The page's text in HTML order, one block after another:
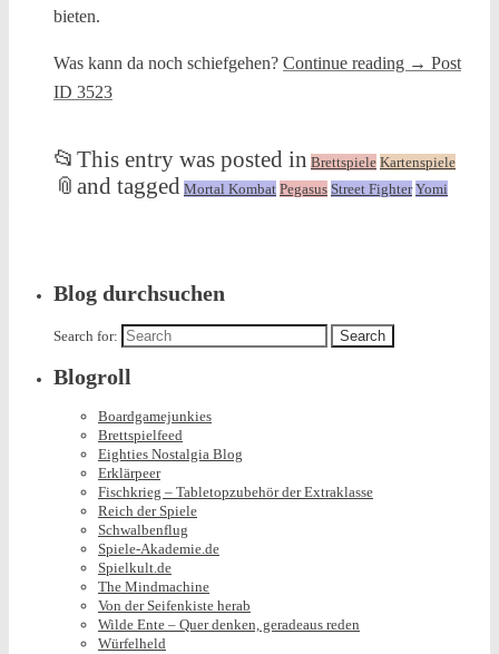
bieten.
Was kann da noch schiefgehen? Continue reading → Post
ID 3523
📂 This entry was posted in Brettspiele Kartenspiele
📎 and tagged Mortal Kombat Pegasus Street Fighter Yomi
Blog durchsuchen
Search for:
Blogroll
Boardgamejunkies
Brettspielfeed
Eighties Nostalgia Blog
Erklärpeer
Fischkrieg – Tabletopzubehör der Extraklasse
Reich der Spiele
Schwalbenflug
Spiele-Akademie.de
Spielkult.de
The Mindmachine
Von der Seifenkiste herab
Wilde Ente – Quer denken, geradeaus reden
Würfelheld